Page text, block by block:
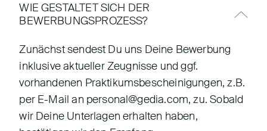
WIE GESTALTET SICH DER
BEWERBUNGSPROZESS?
Zunächst sendest Du uns Deine Bewerbung
inklusive aktueller Zeugnisse und ggf.
vorhandenen Praktikumsbescheinigungen, z.B.
per E-Mail an personal@gedia.com, zu. Sobald
wir Deine Unterlagen erhalten haben,